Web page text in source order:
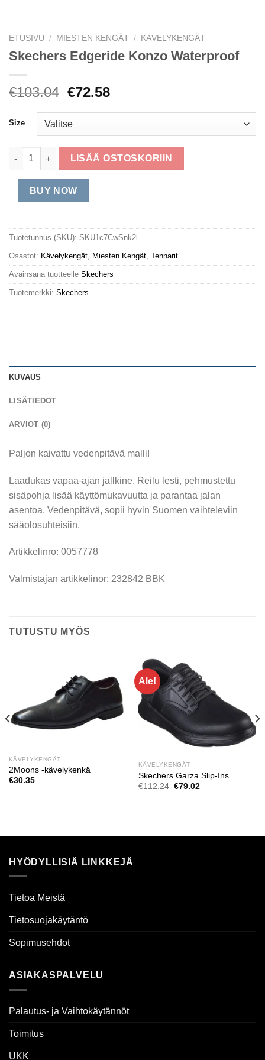
ETUSIVU / MIESTEN KENGÄT / KÄVELYKENGÄT
Skechers Edgeride Konzo Waterproof
€103.04 Alkuperäinen
oli:
€103.04.
€72.58Nykyinen
€72.58.
Size
Skechers Edgeride Konzo Waterproof määrä
LISÄÄ OSTOSKORIIN
BUY NOW
Tuotetunnus (SKU): SKU1c7CwSnk2l
Osastot: Kävelykengät, Miesten Kengät, Tennarit
Avainsana tuotteelle Skechers
Tuotemerkki: Skechers
KUVAUS
LISÄTIEDOT
ARVIOT (0)
Paljon kaivattu vedenpitävä malli!
Laadukas vapaa-ajan jallkine. Reilu lesti, pehmustettu
sisäpohja lisää käyttömukavuutta ja parantaa jalan
asentoa. Vedenpitävä, sopii hyvin Suomen vaihteleviin
sääolosuhteisiin.
Artikkelinro: 0057778
Valmistajan artikkelinor: 232842 BBK
TUTUSTU MYÖS
KÄVELYKENGÄT
2Moons -kävelykenkä
€30.35
Ale!
KÄVELYKENGÄT
Skechers Garza Slip-Ins
€112.24 Alkuperäinen
€79.02Nykyinen
HYÖDYLLISIÄ LINKKEJÄ
Tietoa Meistä
Tietosuojakäytäntö
Sopimusehdot
ASIAKASPALVELU
Palautus- ja Vaihtokäytännöt
Toimitus
UKK